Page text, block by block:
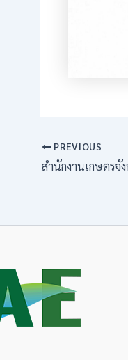
PREVIOUS